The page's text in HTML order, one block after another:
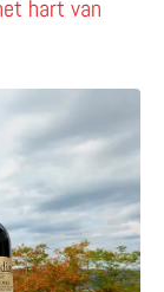
hart van
op een